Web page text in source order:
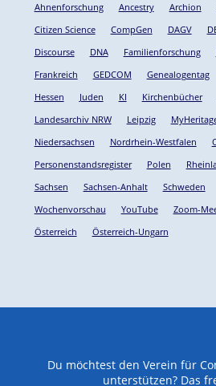
Ahnenforschung Ancestry Archion
Citizen Science
CompGen DAGV
Discourse
DNA Familienforschung
Frankreich
GEDCOM Genealogentag
Hessen
Juden KI Kirchenbücher
Landesarchiv NRW
Leipzig
Niedersachsen
Nordrhein-Westfalen
Personenstandsregister
Polen
Sachsen
Sachsen-Anhalt Schweden
Wochenvorschau
YouTube Zoom-
Österreich
Österreich-Ungarn
Du möchtest den Verein für
unterstützen? Das